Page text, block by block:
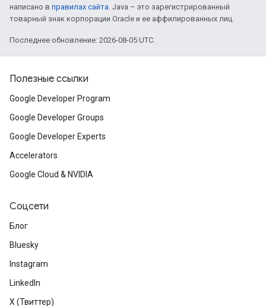
написано в правилах сайта. Java – это зарегистрированный
товарный знак корпорации Oracle и ее аффилированных лиц.
Последнее обновление: 2026-08-05 UTC.
Полезные ссылки
Google Developer Program
Google Developer Groups
Google Developer Experts
Accelerators
Google Cloud & NVIDIA
Соцсети
Блог
Bluesky
Instagram
LinkedIn
X (Твиттер)